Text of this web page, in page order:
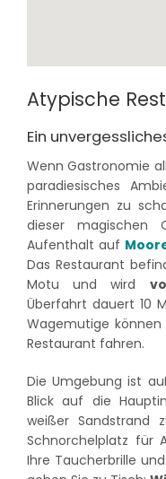
Atypische
Ein
Wenn Gastronomie
paradiesisches
Erinnerungen zu
dieser
Aufenthalt auf
Das Restaurant
Motu und wird
Überfahrt dauert 10
Wagemutige
Restaurant fahren.
Die Umgebung ist
Blick auf die
weißer Sandstrand
Schnorchelplatz für
Ihre Taucherbrille